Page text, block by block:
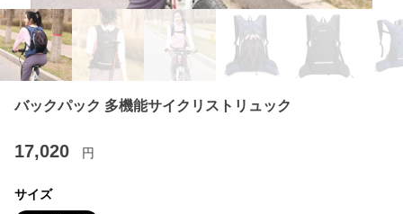
バックパック 多機能サイクリストリュック
17,020 円
サイズ